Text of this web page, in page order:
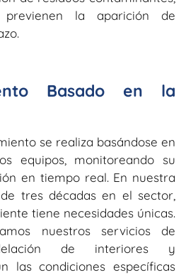
la aparición de
Basado en la
se realiza basándose en
equipos, monitoreando su
en tiempo real. En nuestra
tres décadas en el sector,
tiene necesidades únicas.
nuestros servicios de
de interiores y
las condiciones específicas